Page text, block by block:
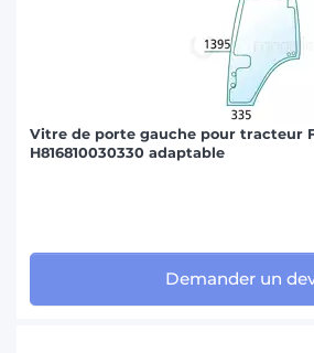
Vitre de porte gauche pour tracteur
H816810030330 adaptable
Demander un